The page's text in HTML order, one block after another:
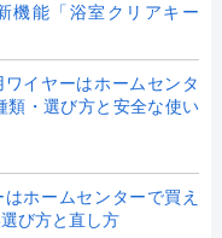
機能「浴室クリアキー
イヤーはホームセンタ
類・選び方と安全な使い
はホームセンターで買え
び方と直し方